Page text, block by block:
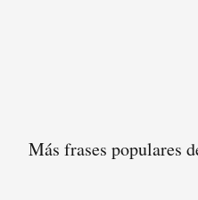
Más frases populares